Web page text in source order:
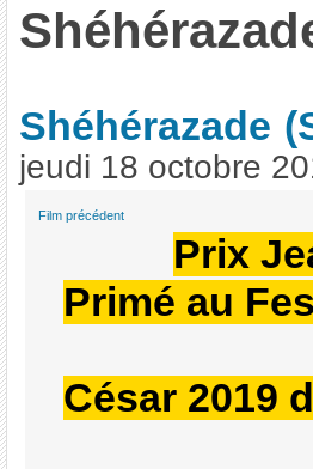
Shéhérazade
jeudi 18 octobre
Film précédent
Prix
Primé au
César 2019